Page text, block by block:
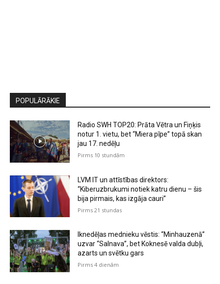
POPULĀRĀKIE
Radio SWH TOP20: Prāta Vētra un Fiņķis
notur 1. vietu, bet “Miera pīpe” topā skan
jau 17. nedēļu
Pirms 10 stundām
LVM IT un attīstības direktors:
“Kiberuzbrukumi notiek katru dienu – šis
bija pirmais, kas izgāja cauri”
Pirms 21 stundas
Iknedēļas mednieku vēstis: “Minhauzenā”
uzvar “Salnava”, bet Koknesē valda dubļi,
azarts un svētku gars
Pirms 4 dienām